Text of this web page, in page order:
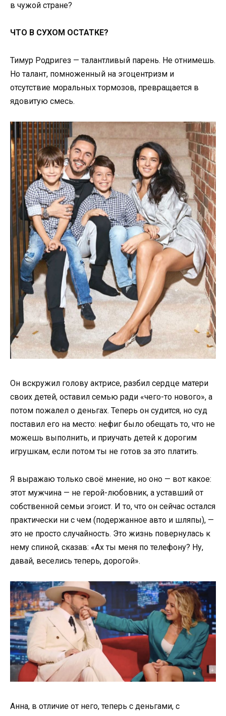
в чужой стране?
ЧТО В СУХОМ ОСТАТКЕ?
Тимур Родригез — талантливый парень. Не отнимешь.
Но талант, помноженный на эгоцентризм и
отсутствие моральных тормозов, превращается в
ядовитую смесь.
Он вскружил голову актрисе, разбил сердце матери
своих детей, оставил семью ради «чего-то нового», а
потом пожалел о деньгах. Теперь он судится, но суд
поставил его на место: нефиг было обещать то, что не
можешь выполнить, и приучать детей к дорогим
игрушкам, если потом ты не готов за это платить.
Я выражаю только своё мнение, но оно — вот какое:
этот мужчина — не герой-любовник, а уставший от
собственной семьи эгоист. И то, что он сейчас остался
практически ни с чем (подержанное авто и шляпы), —
это не просто случайность. Это жизнь повернулась к
нему спиной, сказав: «Ах ты меня по телефону? Ну,
давай, веселись теперь, дорогой».
Анна, в отличие от него, теперь с деньгами, с